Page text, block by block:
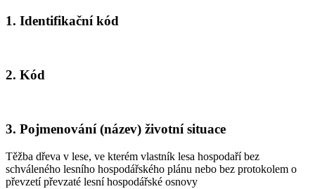
1. Identifikační kód
2. Kód
3. Pojmenování (název) životní situace
Těžba dřeva v lese, ve kterém vlastník lesa hospodaří bez
schváleného lesního hospodářského plánu nebo bez protokolem o
převzetí převzaté lesní hospodářské osnovy